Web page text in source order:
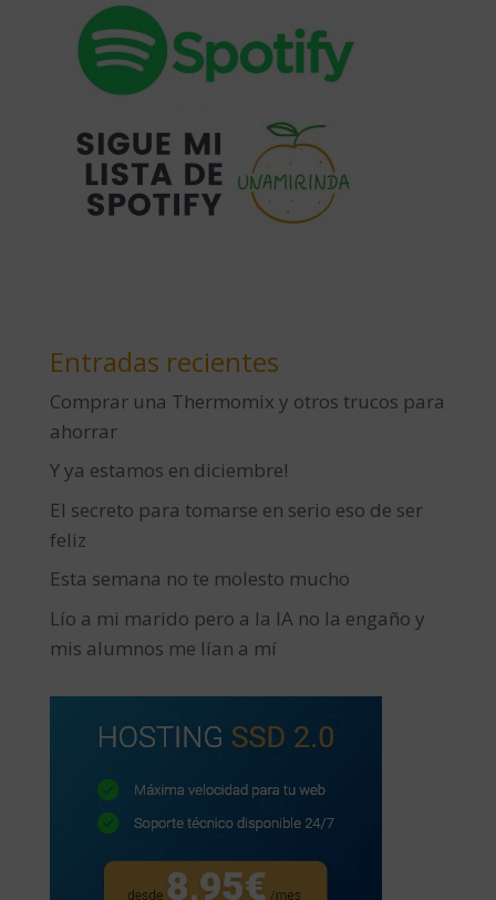
Entradas recientes
Comprar una Thermomix y otros trucos para
ahorrar
Y ya estamos en diciembre!
El secreto para tomarse en serio eso de ser
feliz
Esta semana no te molesto mucho
Lío a mi marido pero a la IA no la engaño y
mis alumnos me lían a mí